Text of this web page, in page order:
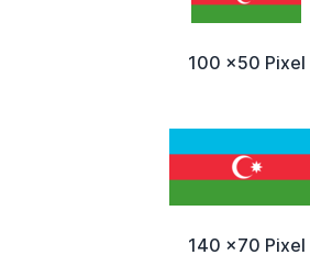
100 x50 Pixel
140 x70 Pixel